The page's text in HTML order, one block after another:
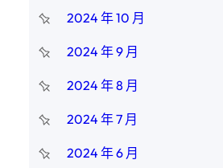
2024 年 10 月
2024 年 9 月
2024 年 8 月
2024 年 7 月
2024 年 6 月